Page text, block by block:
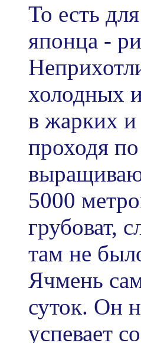
То есть
японца -
холодных
в жарких
проходя
5000
грубоват,
там не
Ячмень
суток. Он
успевает